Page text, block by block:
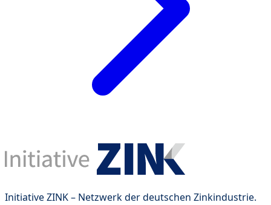
Initiative ZINK – Netzwerk der deutschen Zinkindustrie.